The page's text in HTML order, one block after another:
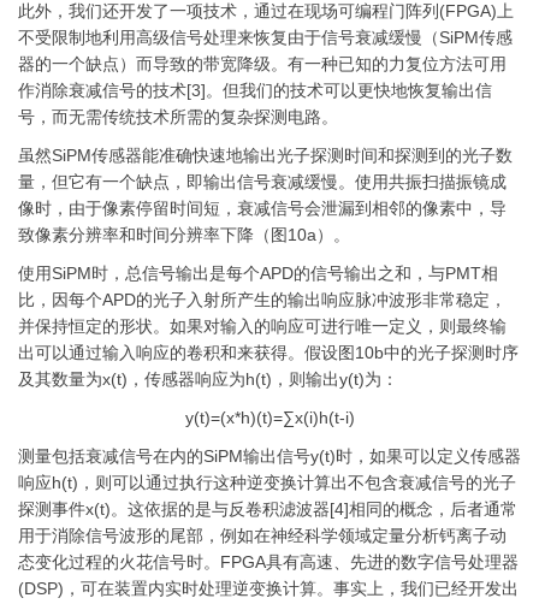
此外，我们还开发了一项技术，通过在现场可编程门阵列(FPGA)上
不受限制地利用高级信号处理来恢复由于信号衰减缓慢（SiPM传感
器的一个缺点）而导致的带宽降级。有一种已知的力复位方法可用
作消除衰减信号的技术[3]。但我们的技术可以更快地恢复输出信
号，而无需传统技术所需的复杂探测电路。
虽然SiPM传感器能准确快速地输出光子探测时间和探测到的光子数
量，但它有一个缺点，即输出信号衰减缓慢。使用共振扫描振镜成
像时，由于像素停留时间短，衰减信号会泄漏到相邻的像素中，导
致像素分辨率和时间分辨率下降（图10a）。
使用SiPM时，总信号输出是每个APD的信号输出之和，与PMT相
比，因每个APD的光子入射所产生的输出响应脉冲波形非常稳定，
并保持恒定的形状。如果对输入的响应可进行唯一定义，则最终输
出可以通过输入响应的卷积和来获得。假设图10b中的光子探测时序
及其数量为x(t)，传感器响应为h(t)，则输出y(t)为：
y(t)=(x*h)(t)=∑x(i)h(t-i)
测量包括衰减信号在内的SiPM输出信号y(t)时，如果可以定义传感器
响应h(t)，则可以通过执行这种逆变换计算出不包含衰减信号的光子
探测事件x(t)。这依据的是与反卷积滤波器[4]相同的概念，后者通常
用于消除信号波形的尾部，例如在神经科学领域定量分析钙离子动
态变化过程的火花信号时。FPGA具有高速、先进的数字信号处理器
(DSP)，可在装置内实时处理逆变换计算。事实上，我们已经开发出